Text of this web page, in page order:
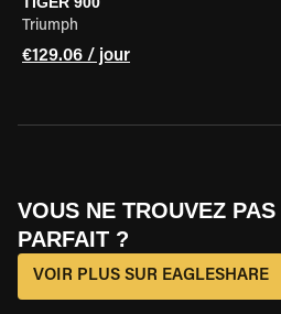
Triumph
€129.06 / jour
VOUS NE TROUVEZ
PARFAIT ?
VOIR PLUS SUR EAGLESHARE